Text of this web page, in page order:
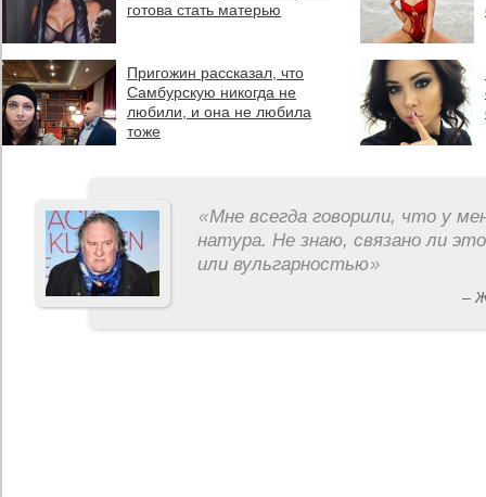
готова стать матерью
Пригожин рассказал, что
Самбурскую никогда не
любили, и она не любила
тоже
«Мне всегда говорили, что у
натура. Не знаю, связано ли
или вульгарностью»
–